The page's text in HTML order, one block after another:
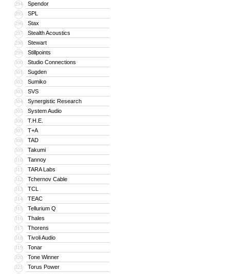
294 Spendor
295 SPL
296 Stax
297 Stealth Acoustics
298 Stewart
299 Stillpoints
300 Studio Connections
301 Sugden
302 Sumiko
303 SVS
304 Synergistic Research
305 System Audio
306 T.H.E.
307 T+A
308 TAD
309 Takumi
310 Tannoy
311 TARA Labs
312 Tchernov Cable
313 TCL
314 TEAC
315 Tellurium Q
316 Thales
317 Thorens
318 Tivoli Audio
319 Tonar
320 Tone Winner
321 Torus Power